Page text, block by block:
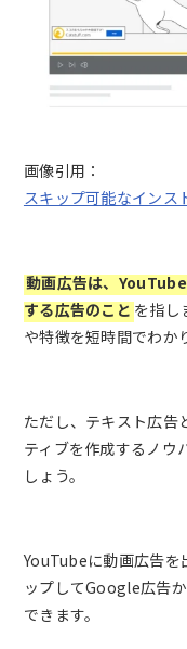
画像引用：
スキップ可能なイン
動画広告は、
する広告のことを指し
や特徴を短時間でわか
ただし、テキスト広告
ティブを作成するノウ
しょう。
YouTubeに動画広告を
ップしてGoogle広告
できます。